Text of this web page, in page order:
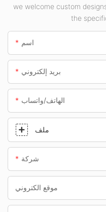
we welcome custom
the
اسم
بريد إلكتروني
الهاتف/واتساب
ملف
شركة
موقع الكتروني